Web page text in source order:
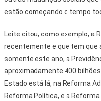
estão começando o tempo
Leite citou, como exemplo, a
recentemente e que tem que
somente este ano, a
aproximadamente 400
Estado está lá, na Reforma
Reforma Política, e a